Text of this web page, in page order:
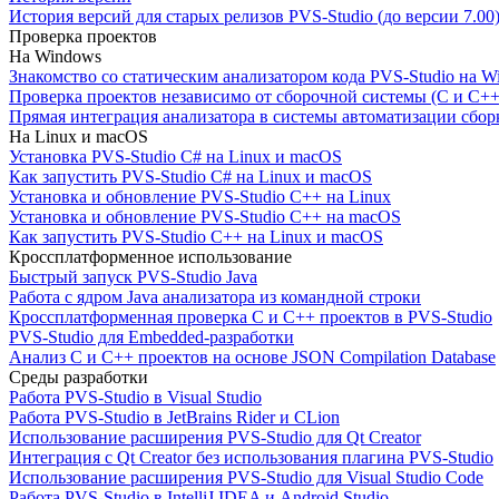
История версий для старых релизов PVS-Studio (до версии 7.00)
Проверка проектов
На Windows
Знакомство со статическим анализатором кода PVS-Studio на
Проверка проектов независимо от сборочной системы (C и
Прямая интеграция анализатора в системы автоматизации
На Linux и macOS
Установка PVS-Studio C# на Linux и macOS
Как запустить PVS-Studio C# на Linux и macOS
Установка и обновление PVS-Studio C++ на Linux
Установка и обновление PVS-Studio C++ на macOS
Как запустить PVS-Studio C++ на Linux и macOS
Кроссплатформенное использование
Быстрый запуск PVS-Studio Java
Работа с ядром Java анализатора из командной строки
Кроссплатформенная проверка C и C++ проектов в PVS-Studio
PVS-Studio для Embedded-разработки
Анализ C и C++ проектов на основе JSON Compilation Database
Среды разработки
Работа PVS-Studio в Visual Studio
Работа PVS-Studio в JetBrains Rider и CLion
Использование расширения PVS-Studio для Qt Creator
Интеграция с Qt Creator без использования плагина PVS-Studio
Использование расширения PVS-Studio для Visual Studio Code